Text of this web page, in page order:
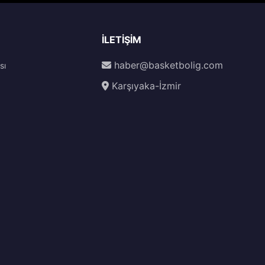
İLETIŞIM
haber@basketbolig.com
Karşıyaka-İzmir